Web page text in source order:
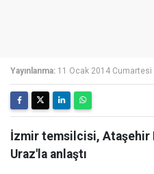
Yayınlanma: 11 Ocak 2014 Cumartesi
İzmir temsilcisi, Ataşehir
Uraz'la anlaştı